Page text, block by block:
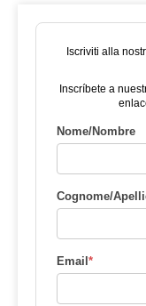
Iscriviti alla
Inscríbete a
Nome/Nombre
Cognome/
Email*